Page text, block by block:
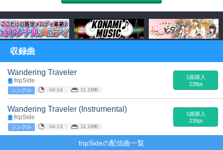
収録曲
Wandering Traveler
fripSide
シングル 04:14 11.1MB
1曲購入
238pt
Wandering Traveler (Instrumental)
fripSide
シングル 04:13 11.1MB
1曲購入
238pt
fripSideの配信曲一覧